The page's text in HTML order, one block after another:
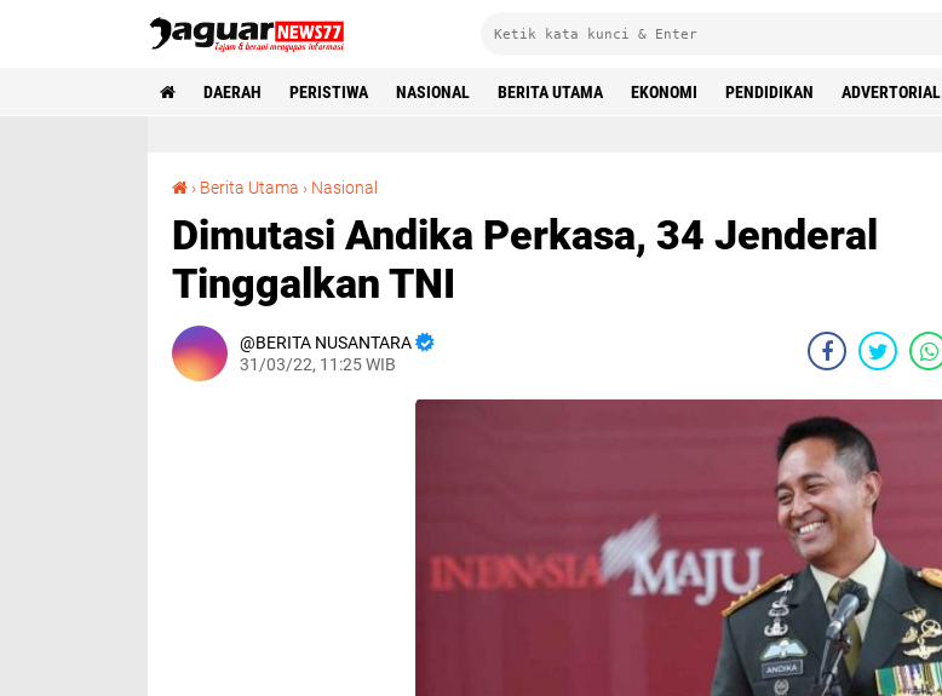
DAERAH PERISTIWA NASIONAL BERITA UTAMA EKONOMI PENDIDIKAN ADVERTORIAL
› Berita Utama › Nasional
Dimutasi Andika Perkasa, 34 Jenderal
Tinggalkan TNI
BERITA NUSANTARA
31/03/22, 11:25 WIB